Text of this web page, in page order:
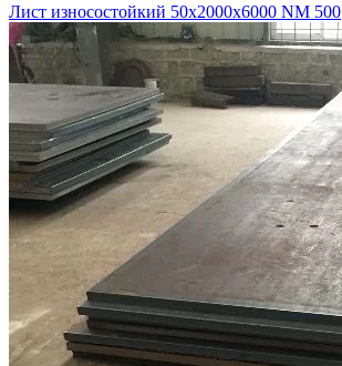
Лист износостойкий 50х2000х6000 NM 500